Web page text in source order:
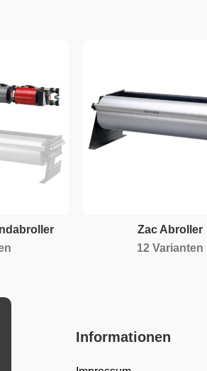
Zac Abroller
12 Varianten
Informationen